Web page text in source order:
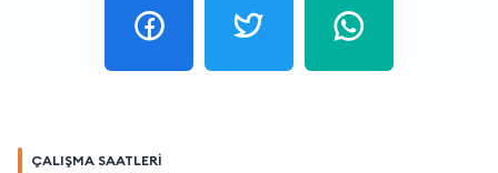
ÇALIŞMA SAATLERİ